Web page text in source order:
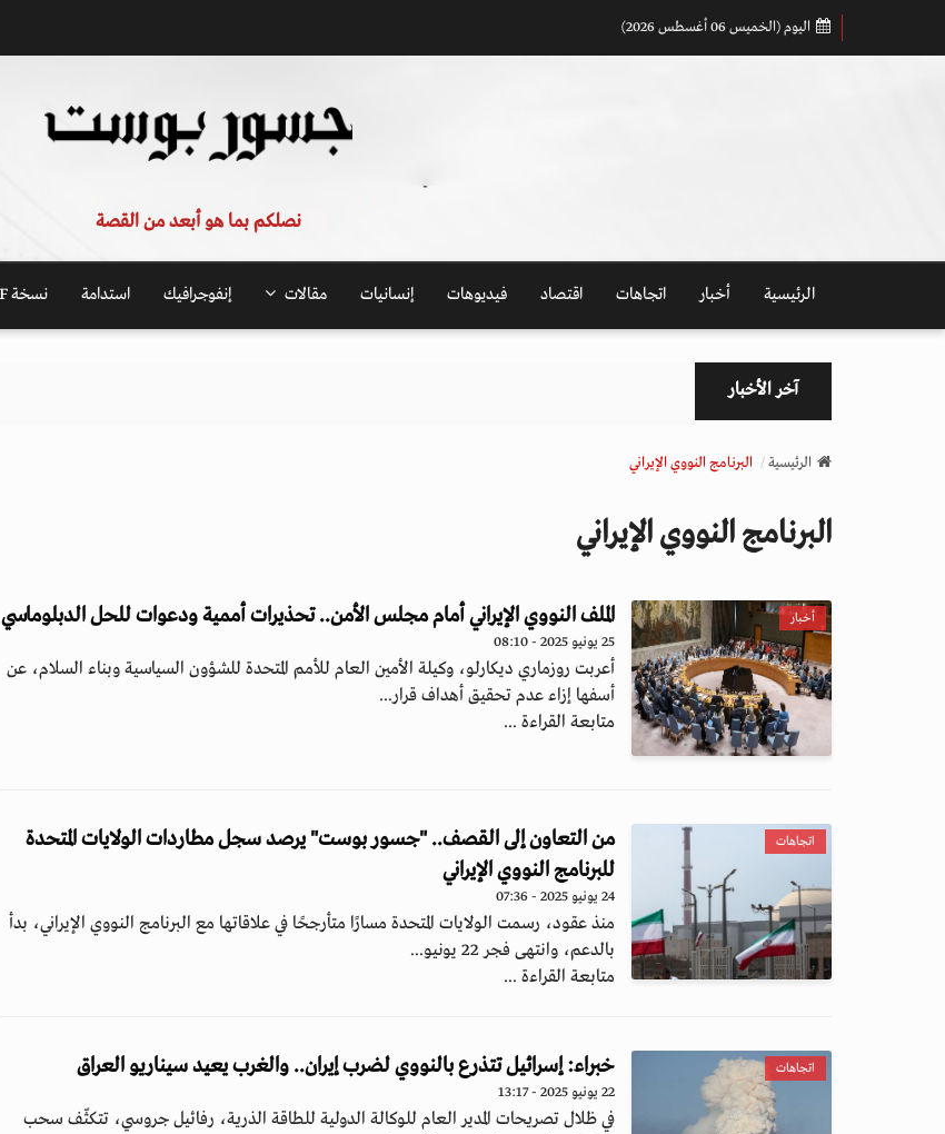
اليوم (الخميس 06 أغسطس 2026)
نصلكم بما هو أبعد من القصة
الرئيسية أخبار اتجاهات اقتصاد فيديوهات إنسانيات مقالات إنفوجرافيك استدامة نسخة PDF
آخر الأخبار
الرئيسية البرنامج النووي الإيراني
البرنامج النووي الإيراني
أخبار الملف النووي الإيراني أمام مجلس الأمن.. تحذيرات أممية ودعوات للحل الدبلوماسي
25 يونيو 2025 - 08:10
أعربت روزماري ديكارلو، وكيلة الأمين العام للأمم المتحدة للشؤون السياسية وبناء السلام، عن
أسفها إزاء عدم تحقيق أهداف قرار...
متابعة القراءة ...
اتجاهات
من التعاون إلى القصف.. "جسور بوست" يرصد سجل مطاردات الولايات المتحدة
للبرنامج النووي الإيراني
24 يونيو 2025 - 07:36
منذ عقود، رسمت الولايات المتحدة مسارًا متأرجحًا في علاقاتها مع البرنامج النووي الإيراني، بدأ
بالدعم، وانتهى فجر 22 يونيو...
متابعة القراءة ...
اتجاهات خبراء: إسرائيل تتذرع بالنووي لضرب إيران.. والغرب يعيد سيناريو العراق
22 يونيو 2025 - 13:17
في ظلال تصريحات المدير العام للوكالة الدولية للطاقة الذرية، رفائيل جروسي، تتكثّف سحب